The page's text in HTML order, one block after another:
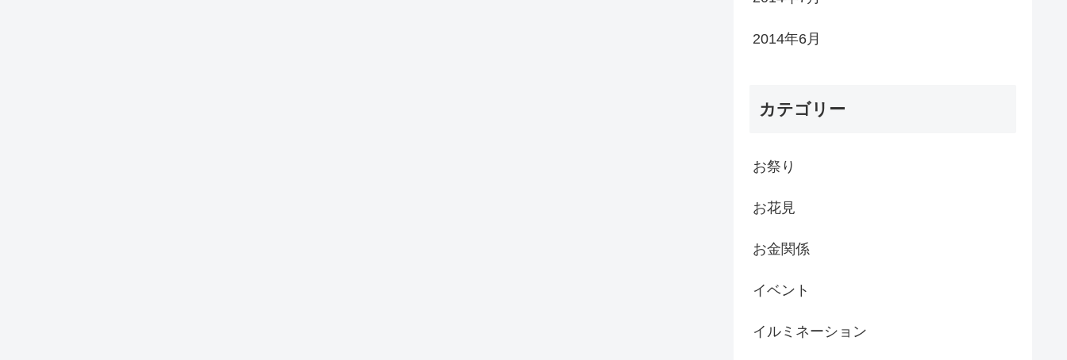
2014年6月
カテゴリー
お祭り
お花見
お金関係
イベント
イルミネーション